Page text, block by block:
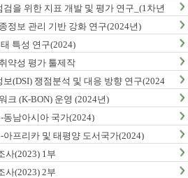
을 위한 지표 개발 및 평가 연구_(1차년
정보 관리 기반 강화 연구(2024년)
특성 연구(2024)
약성 평가 툴제작
(DSI) 쟁점분석 및 대응 방향 연구(2024
크 (K-BON) 운영 (2024년)
남아시아 국가(2024)
프리카 및 태평양 도서국가(2024)
사(2023) 1부
사(2023) 2부